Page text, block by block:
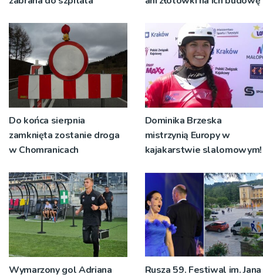
Do końca sierpnia
zamknięta zostanie droga
w Chomranicach
Dominika Brzeska
mistrzynią Europy w
kajakarstwie slalomowym!
Wymarzony gol Adriana
Rusza 59. Festiwal im. Jana